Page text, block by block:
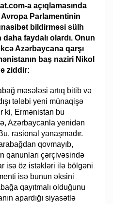
a açıqlamasında
Parlamentinin
bildirməsi sülh
faydalı olardı. Onun
Azərbaycana qarşı
baş naziri Nikol
ziddir:
məsələsi artıq bitib və
tələbi yeni münaqişə
ki, Ermənistan bu
Azərbaycanla yenidən
rasional yanaşmadır.
qovmayıb,
qanunları çərçivəsində
isə öz istəkləri ilə bölgəni
isə bunun əksini
qayıtmalı olduğunu
apardığı siyasətlə